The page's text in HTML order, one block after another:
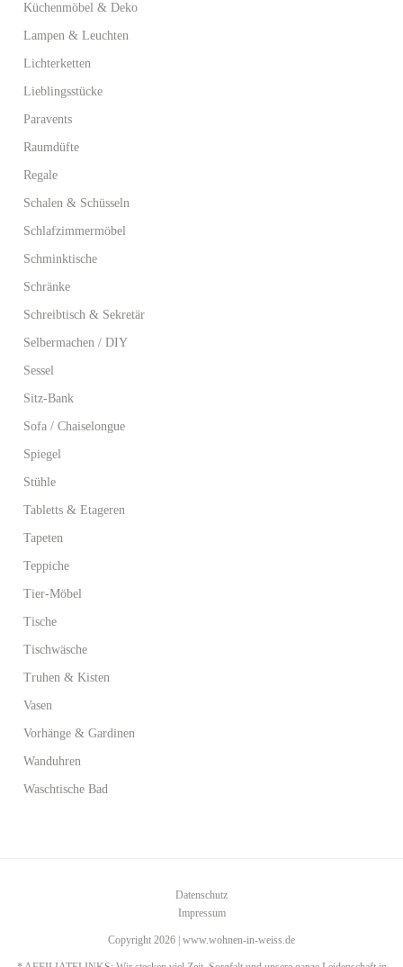
Küchenmöbel & Deko
Lampen & Leuchten
Lichterketten
Lieblingsstücke
Paravents
Raumdüfte
Regale
Schalen & Schüsseln
Schlafzimmermöbel
Schminktische
Schränke
Schreibtisch & Sekretär
Selbermachen / DIY
Sessel
Sitz-Bank
Sofa / Chaiselongue
Spiegel
Stühle
Tabletts & Etageren
Tapeten
Teppiche
Tier-Möbel
Tische
Tischwäsche
Truhen & Kisten
Vasen
Vorhänge & Gardinen
Wanduhren
Waschtische Bad
Datenschutz
Impressum
Copyright 2026 | www.wohnen-in-weiss.de